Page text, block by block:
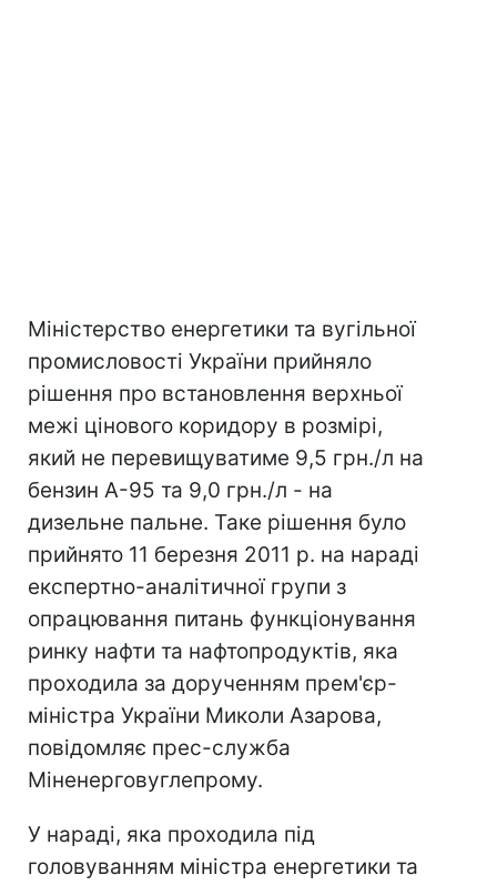
Міністерство енергетики та вугільної
промисловості України прийняло
рішення про встановлення верхньої
межі цінового коридору в розмірі,
який не перевищуватиме 9,5 грн./л на
бензин А-95 та 9,0 грн./л - на
дизельне пальне. Таке рішення було
прийнято 11 березня 2011 р. на нараді
експертно-аналітичної групи з
опрацювання питань функціонування
ринку нафти та нафтопродуктів, яка
проходила за дорученням прем'єр-
міністра України Миколи Азарова,
повідомляє прес-служба
Міненерговуглепрому.
У нараді, яка проходила під
головуванням міністра енергетики та